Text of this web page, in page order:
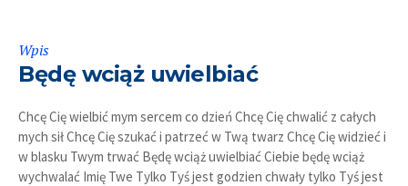
Wpis
Będę wciąż uwielbiać
Chcę Cię wielbić mym sercem co dzień Chcę Cię chwalić z całych
mych sił Chcę Cię szukać i patrzeć w Twą twarz Chcę Cię widzieć i
w blasku Twym trwać Będę wciąż uwielbiać Ciebie będę wciąż
wychwalać Imię Twe Tylko Tyś jest godzien chwały tylko Tyś jest